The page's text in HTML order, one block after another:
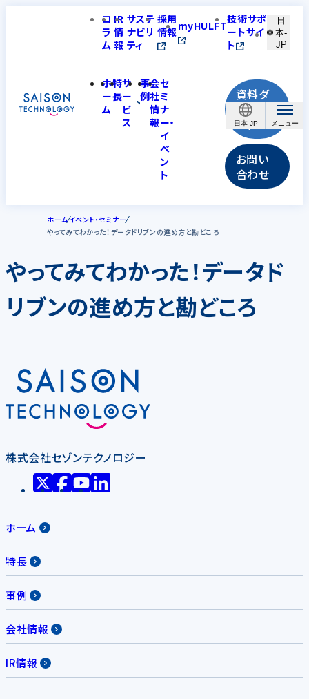
日本-JP
コ
ラ
ム
IR
情
報
サステ
ナビリ
ティ
採用
情報myHULFT技術サポ
ートサイ
ト
日
本-
JP
ホ
ー
ム
特
長
サ
ー
ビ
ス
事
例
会
社
情
報
セ
ミ
ナ
ー・
イ
ベ
ン
ト
資料ダ
ウンロ
ード
お問い
合わせ
ホームイベント・セミナー
やってみてわかった！データドリブンの進め方と勘どころ
やってみてわかった！データド
リブンの進め方と勘どころ
株式会社セゾンテクノロジー
ホーム
特長
事例
会社情報
IR情報